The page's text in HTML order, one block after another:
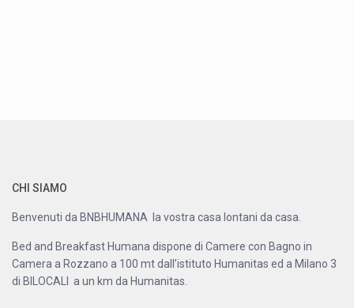
CHI SIAMO
Benvenuti da BNBHUMANA la vostra casa lontani da casa.
Bed and Breakfast Humana dispone di Camere con Bagno in
Camera a Rozzano a 100 mt dall’istituto Humanitas ed a Milano 3
di BILOCALI a un km da Humanitas.